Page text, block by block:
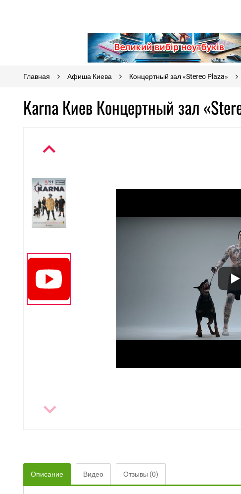
Главная Афиша Киева Концертный зал «Stereo Plaza»
Karna Киев Концертный зал
Описание Видео Отзывы (0)